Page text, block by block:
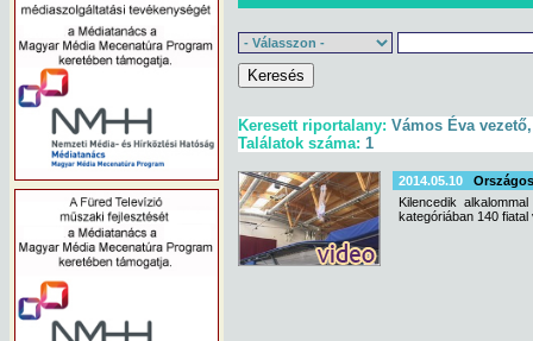
Keresett riportalany: Vámos Éva
Találatok száma: 1
2014.05.10
Kilencedik
kategóriában 140